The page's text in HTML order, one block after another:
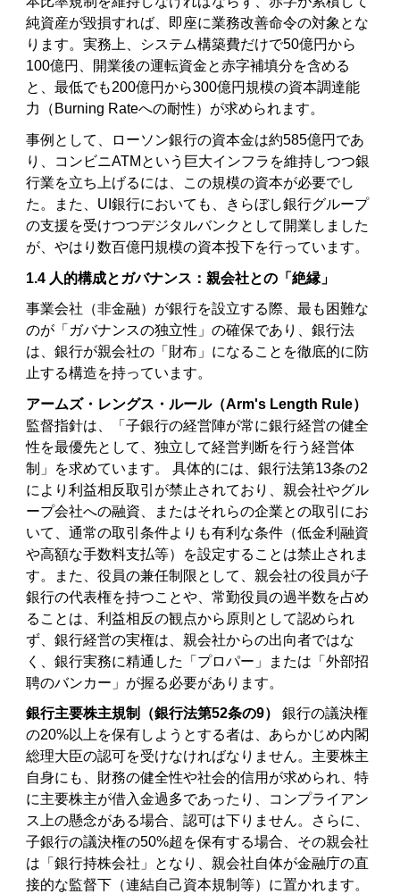
純資産が毀損すれば、即座に業務改善命令の対象とな
ります。実務上、システム構築費だけで50億円から
100億円、開業後の運転資金と赤字補填分を含める
と、最低でも200億円から300億円規模の資本調達能
力（Burning Rateへの耐性）が求められます。
事例として、ローソン銀行の資本金は約585億円であ
り、コンビニATMという巨大インフラを維持しつつ銀
行業を立ち上げるには、この規模の資本が必要でし
た。また、UI銀行においても、きらぼし銀行グループ
の支援を受けつつデジタルバンクとして開業しました
が、やはり数百億円規模の資本投下を行っています。
1.4 人的構成とガバナンス：親会社との「絶縁」
事業会社（非金融）が銀行を設立する際、最も困難な
のが「ガバナンスの独立性」の確保であり、銀行法
は、銀行が親会社の「財布」になることを徹底的に防
止する構造を持っています。
アームズ・レングス・ルール（Arm's Length Rule）
監督指針は、「子銀行の経営陣が常に銀行経営の健全
性を最優先として、独立して経営判断を行う経営体
制」を求めています。 具体的には、銀行法第13条の2
により利益相反取引が禁止されており、親会社やグル
ープ会社への融資、またはそれらの企業との取引にお
いて、通常の取引条件よりも有利な条件（低金利融資
や高額な手数料支払等）を設定することは禁止されま
す。また、役員の兼任制限として、親会社の役員が子
銀行の代表権を持つことや、常勤役員の過半数を占め
ることは、利益相反の観点から原則として認められ
ず、銀行経営の実権は、親会社からの出向者ではな
く、銀行実務に精通した「プロパー」または「外部招
聘のバンカー」が握る必要があります。
銀行主要株主規制（銀行法第52条の9）
銀行の議決権
の20%以上を保有しようとする者は、あらかじめ内閣
総理大臣の認可を受けなければなりません。主要株主
自身にも、財務の健全性や社会的信用が求められ、特
に主要株主が借入金過多であったり、コンプライアン
ス上の懸念がある場合、認可は下りません。さらに、
子銀行の議決権の50%超を保有する場合、その親会社
は「銀行持株会社」となり、親会社自体が金融庁の直
接的な監督下（連結自己資本規制等）に置かれます。